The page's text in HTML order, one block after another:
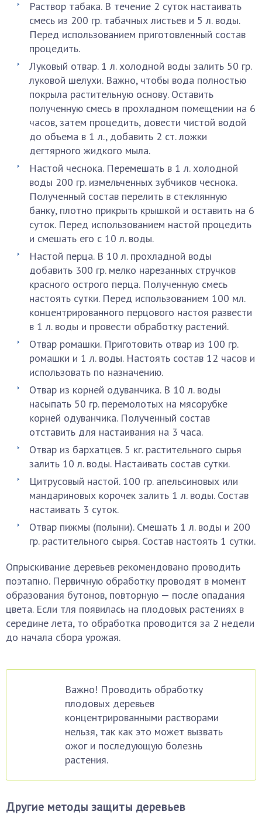
Раствор табака. В течение 2 суток настаивать
смесь из 200 гр. табачных листьев и 5 л. воды.
Перед использованием приготовленный состав
процедить.
Луковый отвар. 1 л. холодной воды залить 50 гр.
луковой шелухи. Важно, чтобы вода полностью
покрыла растительную основу. Оставить
полученную смесь в прохладном помещении на 6
часов, затем процедить, довести чистой водой
до объема в 1 л., добавить 2 ст. ложки
дегтярного жидкого мыла.
Настой чеснока. Перемешать в 1 л. холодной
воды 200 гр. измельченных зубчиков чеснока.
Полученный состав перелить в стеклянную
банку, плотно прикрыть крышкой и оставить на 6
суток. Перед использованием настой процедить
и смешать его с 10 л. воды.
Настой перца. В 10 л. прохладной воды
добавить 300 гр. мелко нарезанных стручков
красного острого перца. Полученную смесь
настоять сутки. Перед использованием 100 мл.
концентрированного перцового настоя развести
в 1 л. воды и провести обработку растений.
Отвар ромашки. Приготовить отвар из 100 гр.
ромашки и 1 л. воды. Настоять состав 12 часов и
использовать по назначению.
Отвар из корней одуванчика. В 10 л. воды
насыпать 50 гр. перемолотых на мясорубке
корней одуванчика. Полученный состав
отставить для настаивания на 3 часа.
Отвар из бархатцев. 5 кг. растительного сырья
залить 10 л. воды. Настаивать состав сутки.
Цитрусовый настой. 100 гр. апельсиновых или
мандариновых корочек залить 1 л. воды. Состав
настаивать 3 суток.
Отвар пижмы (полыни). Смешать 1 л. воды и 200
гр. растительного сырья. Состав настоять 1 сутки.
Опрыскивание деревьев рекомендовано проводить
поэтапно. Первичную обработку проводят в момент
образования бутонов, повторную — после опадания
цвета. Если тля появилась на плодовых растениях в
середине лета, то обработка проводится за 2 недели
до начала сбора урожая.
Важно! Проводить обработку
плодовых деревьев
концентрированными растворами
нельзя, так как это может вызвать
ожог и последующую болезнь
растения.
Другие методы защиты деревьев